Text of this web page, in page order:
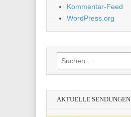
Kommentar-Feed
WordPress.org
Suchen
nach:
AKTUELLE SENDUNGEN